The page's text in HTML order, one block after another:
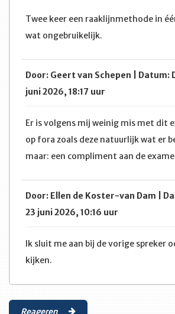
Twee keer een raaklijnmethode in
wat ongebruikelijk.
Door: Geert van Schepen | Datum:
juni 2026, 18:17 uur
Er is volgens mij weinig mis met dit
op fora zoals deze natuurlijk wat er
maar: een compliment aan de
Door: Ellen de Koster-van Dam |
23 juni 2026, 10:16 uur
Ik sluit me aan bij de vorige spreker
kijken.
Reageren